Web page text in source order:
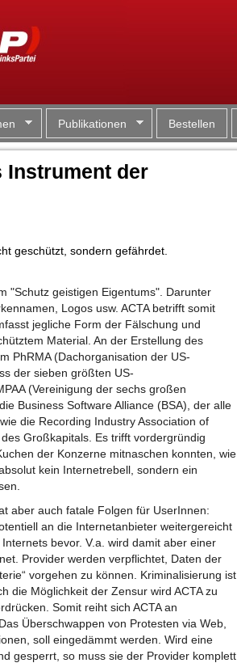
Publikationen Bestellen
Instrument der
geschützt, sondern gefährdet.
"Schutz geistigen Eigentums". Darunter
Logos usw. ACTA betrifft somit
jegliche Form der Fälschung und
Material. An der Erstellung des
PhRMA (Dachorganisation der US-
der sieben größten US-
(Vereinigung der sechs großen
Business Software Alliance (BSA), der alle
die Recording Industry Association of
Großkapitals. Es trifft vordergründig
der Konzerne mitnaschen konnten, wie
kein Internetrebell, sondern ein
aber auch fatale Folgen für UserInnen:
an die Internetanbieter weitergereicht
bevor. V.a. wird damit aber einer
Provider werden verpflichtet, Daten der
vorgehen zu können. Kriminalisierung ist
die Möglichkeit der Zensur wird ACTA zu
Somit reiht sich ACTA an
Überschwappen von Protesten via Web,
soll eingedämmt werden. Wird eine
gesperrt, so muss sie der Provider komplett